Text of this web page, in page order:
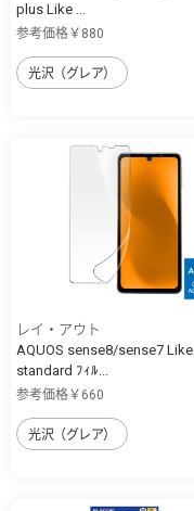
plus Like ...
参考価格￥880
光沢（グレア）
レイ・アウト
AQUOS sense8/sense7 Like
standard ﾌｨﾙ...
参考価格￥660
光沢（グレア）